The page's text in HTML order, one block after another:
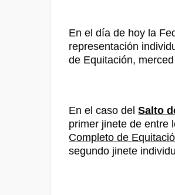
En el día de hoy la
representación
de Equitación,
En el caso del Salto
primer jinete de entre
Completo de
segundo jinete